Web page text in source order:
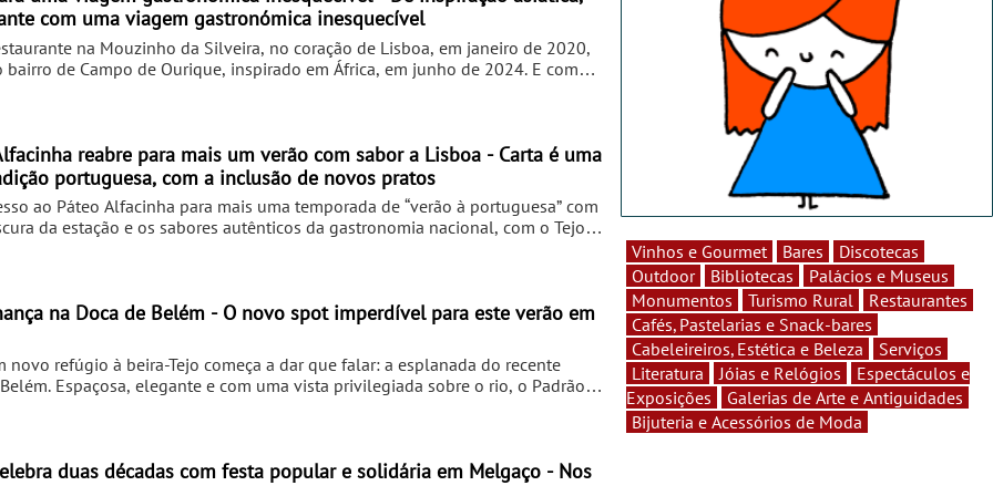
o Bacalhau confitado sobre feijoca de coentros e o sempre apreciado
refinamento sem trair as raízes.
com uma viagem gastronómica inesquecível
na Mouzinho da Silveira, no coração de Lisboa, em janeiro de 2020,
de Campo de Ourique, inspirado em África, em junho de 2024. E como
apresenta o novíssimo Selllva Lx Factory, em Alcântara, um dos
promete ser um espaço marcante e oferece uma viagem gastronómica
ao lema que deu origem ao primeiro restaurante.
reabre para mais um verão com sabor a Lisboa - Carta é uma
portuguesa, com a inclusão de novos pratos
ao Páteo Alfacinha para mais uma temporada de “verão à portuguesa” com
da estação e os sabores autênticos da gastronomia nacional, com o Tejo
deslumbrantes da capital.
e a criatividade. Os ingredientes sazonais, provenientes de produtores
a essência portuguesa com um toque de irreverência. Ao leme da
na Doca de Belém - O novo spot imperdível para este verão em
novo refúgio à beira-Tejo começa a dar que falar: a esplanada do recente
Espaçosa, elegante e com uma vista privilegiada sobre o rio, o Padrão
náutica da doca, esta esplanada é um local apetecível para desfrutar
perfeito para encontros, fins de tarde animados ou momentos de puro
Vinhos e Gourmet Bares
Discotecas
Outdoor
Bibliotecas
Palácios e Museus
Monumentos
Turismo Rural
Restaurantes
Cafés, Pastelarias e Snack-bares
Cabeleireiros, Estética e Beleza
Serviços
Literatura
Jóias e Relógios
Espectáculos e
Exposições
Galerias de Arte e Antiguidades
Bijuteria e Acessórios de Moda